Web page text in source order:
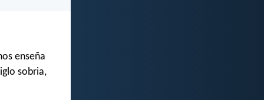
enseña
sobria,